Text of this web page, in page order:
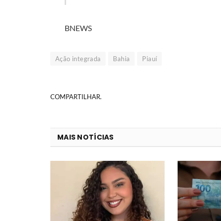
BNEWS
Ação integrada Bahia Piauí
COMPARTILHAR.
MAIS NOTÍCIAS